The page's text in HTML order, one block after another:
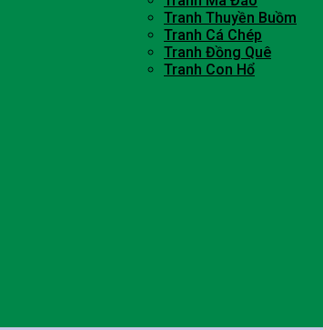
Tranh Thuyền Buồm
Tranh Cá Chép
Tranh Đồng Quê
Tranh Con Hổ